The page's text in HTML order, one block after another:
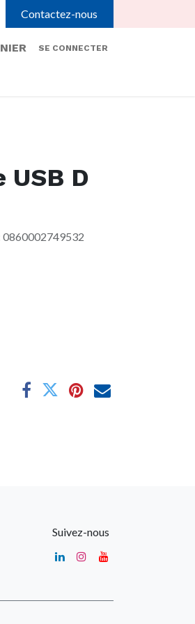
Contactez-nous
SE CONNECTER
USB D
0860002749532
Suivez-nous